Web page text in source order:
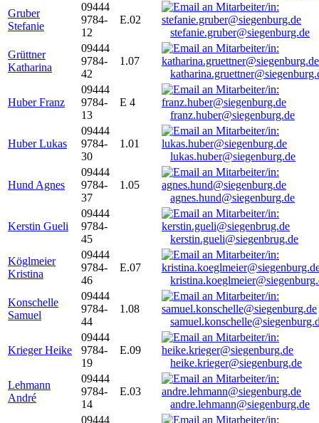
Gruber
Stefanie
09444
9784-
12
E.02
stefanie.gruber@siegenburg.de
Grüttner
Katharina
09444
9784-
42
1.07
Huber Franz
09444
9784-
13
E 4
franz.huber@siegenburg.de
Huber Lukas
09444
9784-
30
1.01
lukas.huber@siegenburg.de
Hund Agnes
09444
9784-
37
1.05
agnes.hund@siegenburg.de
Kerstin Gueli
09444
9784-
45
kerstin.gueli@siegenbrug.de
Köglmeier
Kristina
09444
9784-
46
E.07
Konschelle
Samuel
09444
9784-
44
1.08
Krieger Heike
09444
9784-
19
E.09
heike.krieger@siegenburg.de
Lehmann
André
09444
9784-
14
E.03
andre.lehmann@siegenburg.de
09444